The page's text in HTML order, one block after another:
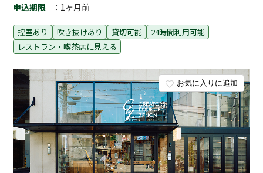
お気に入りに追加
申込期限
：1ヶ月前
控室あり 吹き抜けあり 貸切可能
24時間利用可能
レストラン・喫茶店に見える